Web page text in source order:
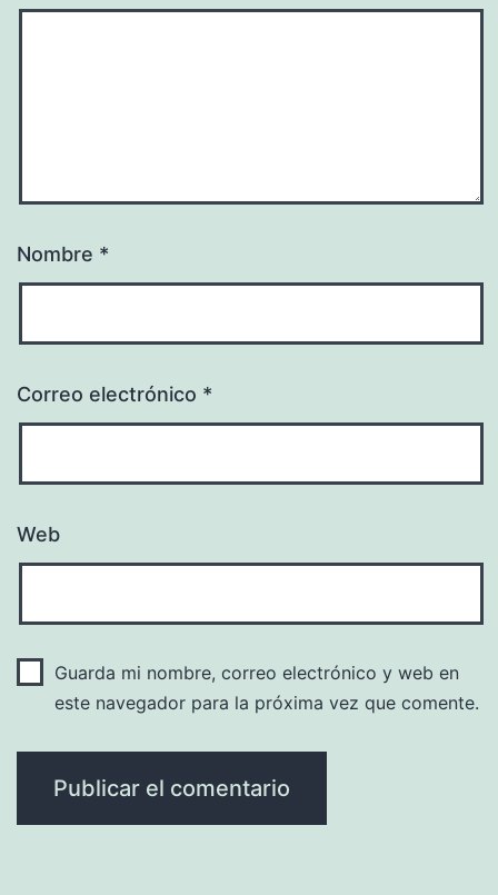
Nombre *
Correo electrónico *
Web
Guarda mi nombre, correo electrónico y web en
este navegador para la próxima vez que comente.